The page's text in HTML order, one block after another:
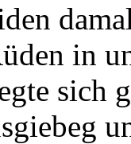
in
sich